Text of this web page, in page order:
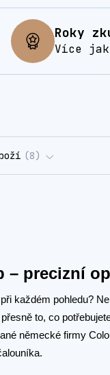
Roky
Více
8
– precizní
každém pohledu?
přesně to, co
německé firmy